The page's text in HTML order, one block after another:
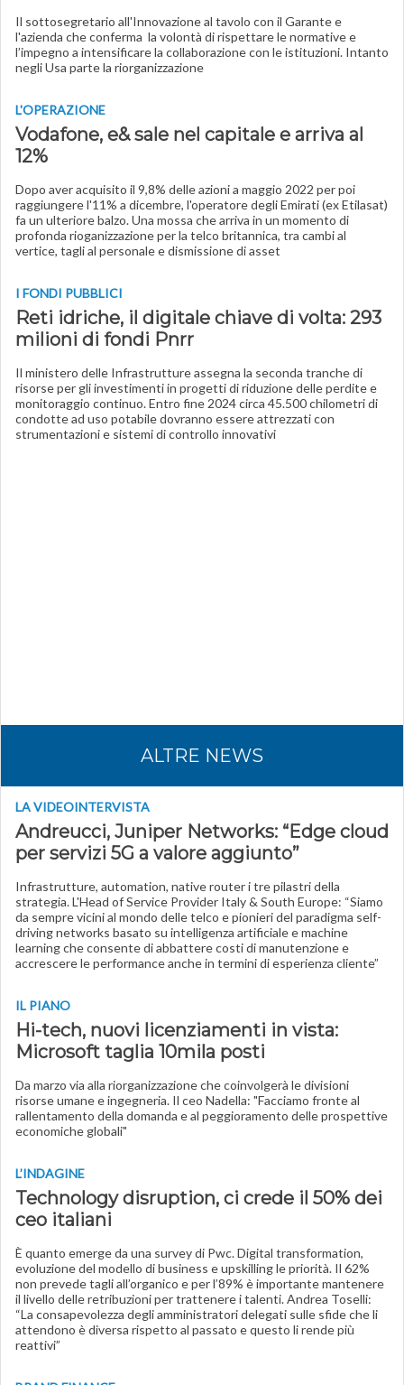
Il sottosegretario all'Innovazione al tavolo con il Garante e
l'azienda che conferma la volontà di rispettare le normative e
l’impegno a intensificare la collaborazione con le istituzioni. Intanto
negli Usa parte la riorganizzazione
L'OPERAZIONE
Vodafone, e& sale nel capitale e arriva al
12%
Dopo aver acquisito il 9,8% delle azioni a maggio 2022 per poi
raggiungere l'11% a dicembre, l'operatore degli Emirati (ex Etilasat)
fa un ulteriore balzo. Una mossa che arriva in un momento di
profonda rioganizzazione per la telco britannica, tra cambi al
vertice, tagli al personale e dismissione di asset
I FONDI PUBBLICI
Reti idriche, il digitale chiave di volta: 293
milioni di fondi Pnrr
Il ministero delle Infrastrutture assegna la seconda tranche di
risorse per gli investimenti in progetti di riduzione delle perdite e
monitoraggio continuo. Entro fine 2024 circa 45.500 chilometri di
condotte ad uso potabile dovranno essere attrezzati con
strumentazioni e sistemi di controllo innovativi
ALTRE NEWS
LA VIDEOINTERVISTA
Andreucci, Juniper Networks: “Edge cloud
per servizi 5G a valore aggiunto”
Infrastrutture, automation, native router i tre pilastri della
strategia. L'Head of Service Provider Italy & South Europe: “Siamo
da sempre vicini al mondo delle telco e pionieri del paradigma self-
driving networks basato su intelligenza artificiale e machine
learning che consente di abbattere costi di manutenzione e
accrescere le performance anche in termini di esperienza cliente”
IL PIANO
Hi-tech, nuovi licenziamenti in vista:
Microsoft taglia 10mila posti
Da marzo via alla riorganizzazione che coinvolgerà le divisioni
risorse umane e ingegneria. Il ceo Nadella: "Facciamo fronte al
rallentamento della domanda e al peggioramento delle prospettive
economiche globali"
L’INDAGINE
Technology disruption, ci crede il 50% dei
ceo italiani
È quanto emerge da una survey di Pwc. Digital transformation,
evoluzione del modello di business e upskilling le priorità. Il 62%
non prevede tagli all’organico e per l’89% è importante mantenere
il livello delle retribuzioni per trattenere i talenti. Andrea Toselli:
“La consapevolezza degli amministratori delegati sulle sfide che li
attendono è diversa rispetto al passato e questo li rende più
reattivi”